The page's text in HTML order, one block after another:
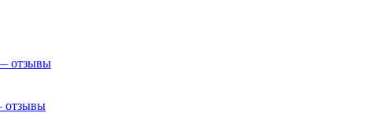
отзывы
отзывы